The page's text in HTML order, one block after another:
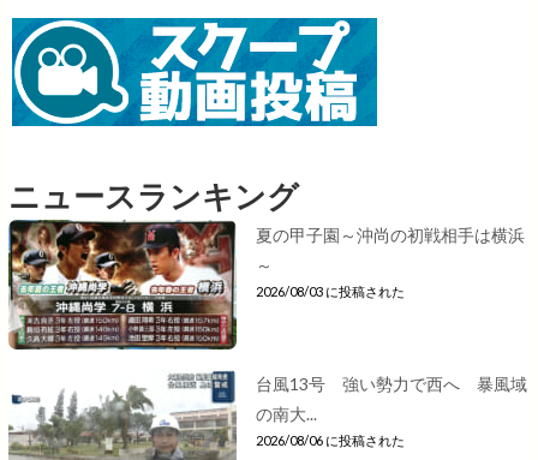
ニュースランキング
夏の甲子園～沖尚の初戦相手は横浜
～
2026/08/03 に投稿された
台風13号 強い勢力で西へ 暴風域
の南大...
2026/08/06 に投稿された